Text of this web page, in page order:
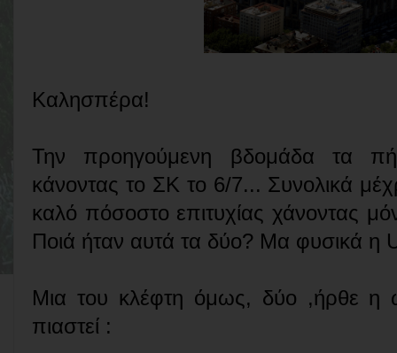
Καλησπέρα!
Την προηγούμενη βδομάδα τα
κάνοντας το ΣΚ το 6/7... Συνολικά
καλό πόσοστο επιτυχίας χάνοντας
Ποιά ήταν αυτά τα δύο? Μα φυσικά η
Μια του κλέφτη όμως, δύο ,ήρθε η
πιαστεί :